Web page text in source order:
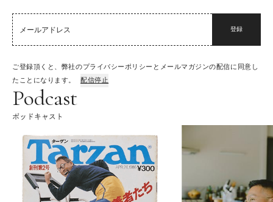
登録
ご登録頂くと、弊社のプライバシーポリシーとメールマガジンの配信に同意し
たことになります。
配信停止
Podcast
ポッドキャスト